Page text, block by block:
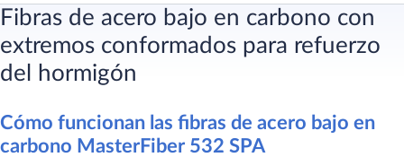
Fibras de acero bajo en carbono con
extremos conformados para refuerzo
del hormigón
Cómo funcionan las fibras de acero bajo en
carbono MasterFiber 532 SPA